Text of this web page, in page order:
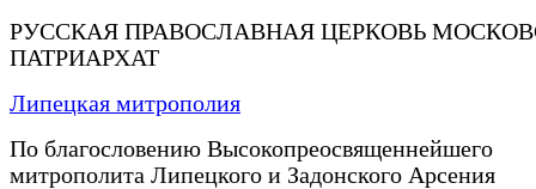
РУССКАЯ ПРАВОСЛАВНАЯ ЦЕРКОВЬ
ПАТРИАРХАТ
Липецкая митрополия
По благословению Высокопреосвященнейшего
митрополита Липецкого и Задонского Арсения